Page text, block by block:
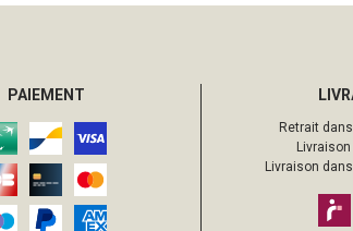
PAIEMENT
Retrait
Livraison